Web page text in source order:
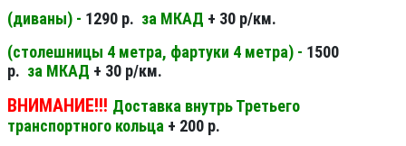
(диваны) - 1290 р. за МКАД + 30 р/км.
(столешницы 4 метра, фартуки 4 метра) - 1500
р. за МКАД + 30 р/км.
ВНИМАНИЕ!!! Доставка внутрь Третьего
транспортного кольца + 200 р.